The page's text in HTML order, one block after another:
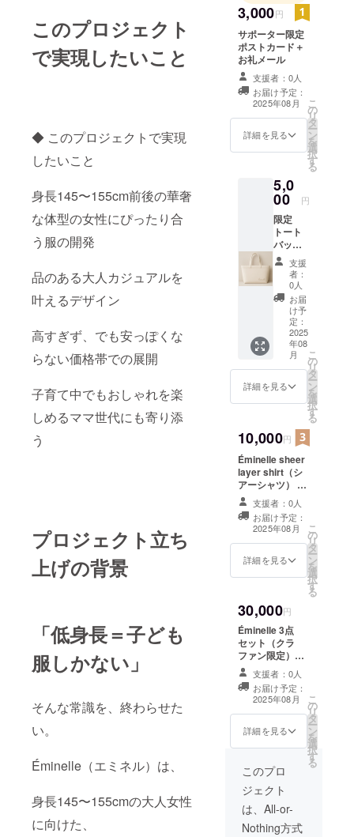
このプロジェクト
で実現したいこと
◆ このプロジェクトで実現
したいこと
身長145〜155cm前後の華奢
な体型の女性にぴったり合
う服の開発
品のある大人カジュアルを
叶えるデザイン
高すぎず、でも安っぽくな
らない価格帯での展開
子育て中でもおしゃれを楽
しめるママ世代にも寄り添
う
プロジェクト立ち
上げの背景
「低身長＝子ども
服しかない」
そんな常識を、終わらせた
い。
Éminelle（エミネル）は、
身長145〜155cmの大人女性
に向けた、
3,000円
サポーター限定
ポストカード＋
お礼メール
支援者：0人
お届け予定：
2025年08月
詳細を見る
こ
の
リ
タ
ー
ン
を
選
択
す
る
5,0
00 円
限定
トート
バッグ
＋特典
メッ
セージ
横幅
（上
部）
44cm
高さ
（縦）
28cm
マチ
（奥
行）
持ち手
の長さ
47cm
内ポ
ケット
18×12c
m
支援
者：
0人
お届
け予
定：
2025
年08
月
詳細を見る
こ
の
リ
タ
ー
ン
を
選
択
す
る
10,000円
Éminelle sheer
layer shirt（シ
アーシャツ） -
抜け感と品を演
出する、夏のレ
イヤーアイテム
- 冷房・日焼け
対策にも◎
⸻ サイズ展
準） • 1サイズ
（150cm基準）
• 2サイズ
（155cm基準）
支援者：0人
お届け予定：
2025年08月
詳細を見る
こ
の
リ
タ
ー
ン
を
選
択
す
る
30,000円
Éminelle 3点
セット（クラ
ファン限定）
【Éminelle
debut set】
セット内容： 1.
Éminelle blanc
rib tops（白リブ
ノースリーブ）
- しなやかで品
トップス - 肩
幅・身幅を華奢
体型向けに設計
2. Éminelle
voile wide
pants（ヴォワ
支援者：0人
お届け予定：
2025年08月
詳細を見る
こ
の
リ
タ
ー
ン
を
選
択
す
る
このプロ
ジェクト
は、All-or-
Nothing方式